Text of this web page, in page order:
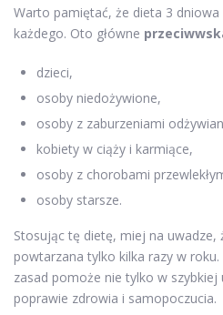
Warto pamiętać, że dieta 3
każdego. Oto główne
dzieci,
osoby niedożywione,
osoby z zaburzeniami
kobiety w ciąży i karmiące,
osoby z chorobami
osoby starsze.
Stosując tę dietę, miej na uwadze,
powtarzana tylko kilka razy w
zasad pomoże nie tylko w
poprawie zdrowia i samopoczucia.